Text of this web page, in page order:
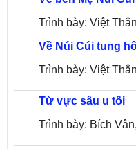
Trình bày: Việt
Về Núi Cúi tung
Trình bày: Việt
Từ vực sâu u tối
Trình bày: Bích